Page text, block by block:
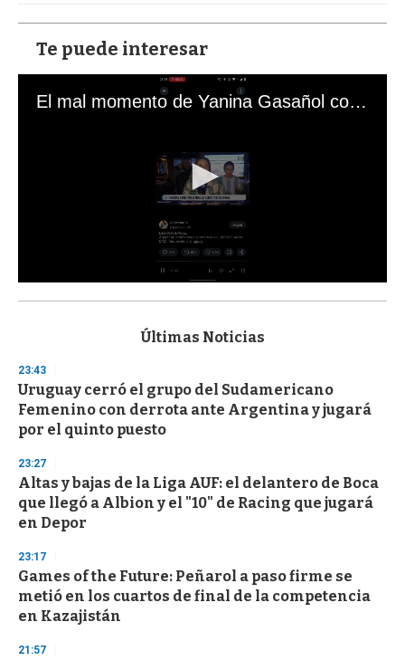
Te puede interesar
El mal momento de Yanina Gasañol con un hincha argentino en "Subrayado"
s
d
s
o
f
3
s
e
c
o
n
s
Últimas Noticias
23:43
Uruguay cerró el grupo del Sudamericano
Femenino con derrota ante Argentina y jugará
por el quinto puesto
23:27
Altas y bajas de la Liga AUF: el delantero de Boca
que llegó a Albion y el "10" de Racing que jugará
en Depor
23:17
Games of the Future: Peñarol a paso firme se
metió en los cuartos de final de la competencia
en Kazajistán
21:57